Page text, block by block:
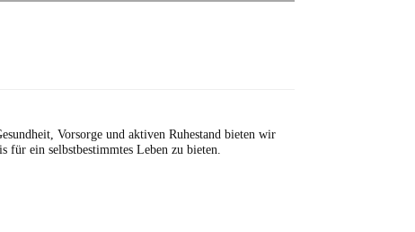
Vorsorge und aktiven Ruhestand bieten wir
für ein selbstbestimmtes Leben zu bieten.